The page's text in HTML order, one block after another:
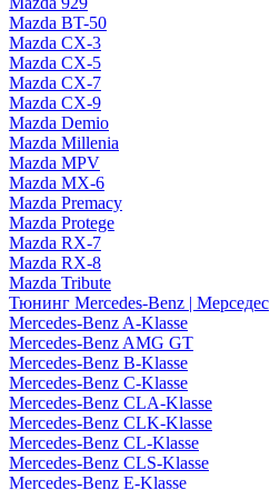
Mazda BT-50
Mazda CX-3
Mazda CX-5
Mazda CX-7
Mazda CX-9
Mazda Demio
Mazda Millenia
Mazda MPV
Mazda MX-6
Mazda Premacy
Mazda Protege
Mazda RX-7
Mazda RX-8
Mazda Tribute
Тюнинг Mercedes-Benz | Мерседес
Mercedes-Benz A-Klasse
Mercedes-Benz AMG GT
Mercedes-Benz B-Klasse
Mercedes-Benz C-Klasse
Mercedes-Benz CLA-Klasse
Mercedes-Benz CLK-Klasse
Mercedes-Benz CL-Klasse
Mercedes-Benz CLS-Klasse
Mercedes-Benz E-Klasse